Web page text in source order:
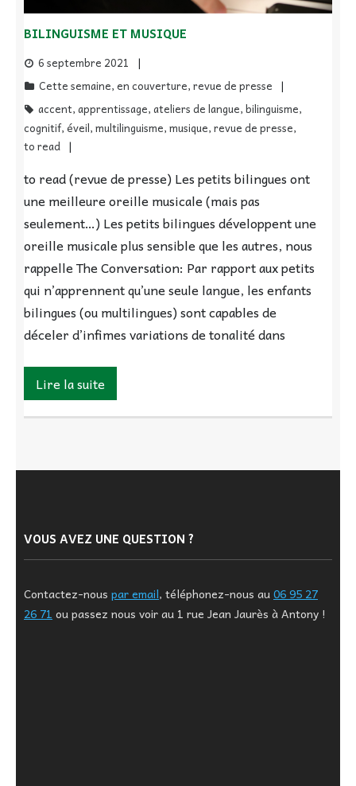
BILINGUISME ET MUSIQUE
6 septembre 2021
Cette semaine,en couverture,revue de presse
accent,apprentissage,ateliers de langue,bilinguisme,
cognitif,éveil,multilinguisme,musique,revue de presse,
to read
to read (revue de presse) Les petits bilingues ont
une meilleure oreille musicale (mais pas
seulement…) Les petits bilingues développent une
oreille musicale plus sensible que les autres, nous
rappelle The Conversation: Par rapport aux petits
qui n’apprennent qu’une seule langue, les enfants
bilingues (ou multilingues) sont capables de
déceler d’infimes variations de tonalité dans
Lire la suite
VOUS AVEZ UNE QUESTION ?
Contactez-nous par email, téléphonez-nous au06 95 27
26 71 ou passez nous voir au 1 rue Jean Jaurès à Antony !